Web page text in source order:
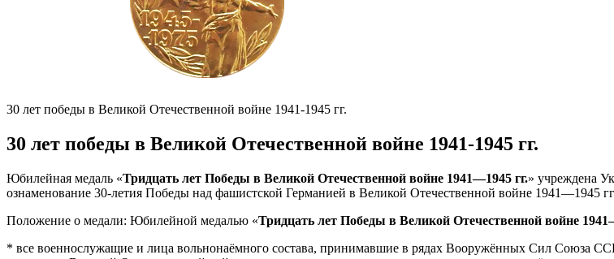
30 лет победы в Великой Отечественной войне 1941-1945 гг.
30 лет победы в Великой Отечественной войне 1941-1945 гг.
Юбилейная медаль «Тридцать лет Победы в Великой Отечественной войне 1941—1945 гг.» учреждена
ознаменование 30-летия Победы над фашистской Германией в Великой Отечественной войне 1941—1945
Положение о медали: Юбилейной медалью «Тридцать лет Победы в Великой Отечественной войне
* все военнослужащие и лица вольнонаёмного состава, принимавшие в рядах Вооружённых Сил Союза